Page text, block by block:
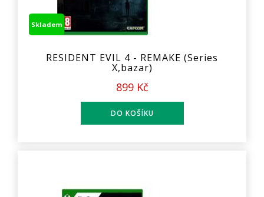
Skladem
RESIDENT EVIL 4 - REMAKE (Series
X,bazar)
899 Kč